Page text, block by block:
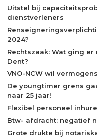
Uitstel bij
dienstverleners
2024?
Rechtszaak: Wat ging
Dent?
VNO-NCW wil
De youngtimer grens
naar 25 jaar!
Flexibel personeel
Btw- afdracht: negatief
Grote drukte bij